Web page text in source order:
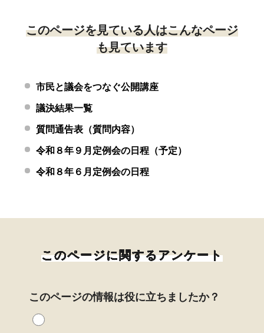
このページを見ている人はこんなページ
も見ています
市民と議会をつなぐ公開講座
議決結果一覧
質問通告表（質問内容）
令和８年９月定例会の日程（予定）
令和８年６月定例会の日程
このページに関するアンケート
このページの情報は役に立ちましたか？